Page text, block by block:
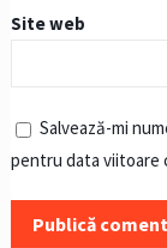
Site web
Salvează-mi
pentru data viitoare